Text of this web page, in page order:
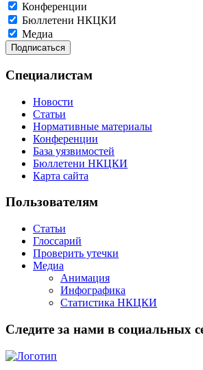
Конференции
Бюллетени НКЦКИ
Медиа
Специалистам
Новости
Статьи
Нормативные материалы
Конференции
База уязвимостей
Бюллетени НКЦКИ
Карта сайта
Пользователям
Статьи
Глоссарий
Проверить утечки
Медиа
Анимация
Инфографика
Статистика НКЦКИ
Следите за нами в социальных